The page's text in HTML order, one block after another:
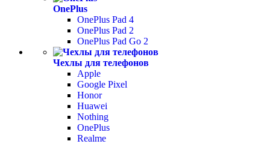
OnePlus
OnePlus Pad 4
OnePlus Pad 2
OnePlus Pad Go 2
Чехлы для телефонов
Apple
Google Pixel
Honor
Huawei
Nothing
OnePlus
Realme